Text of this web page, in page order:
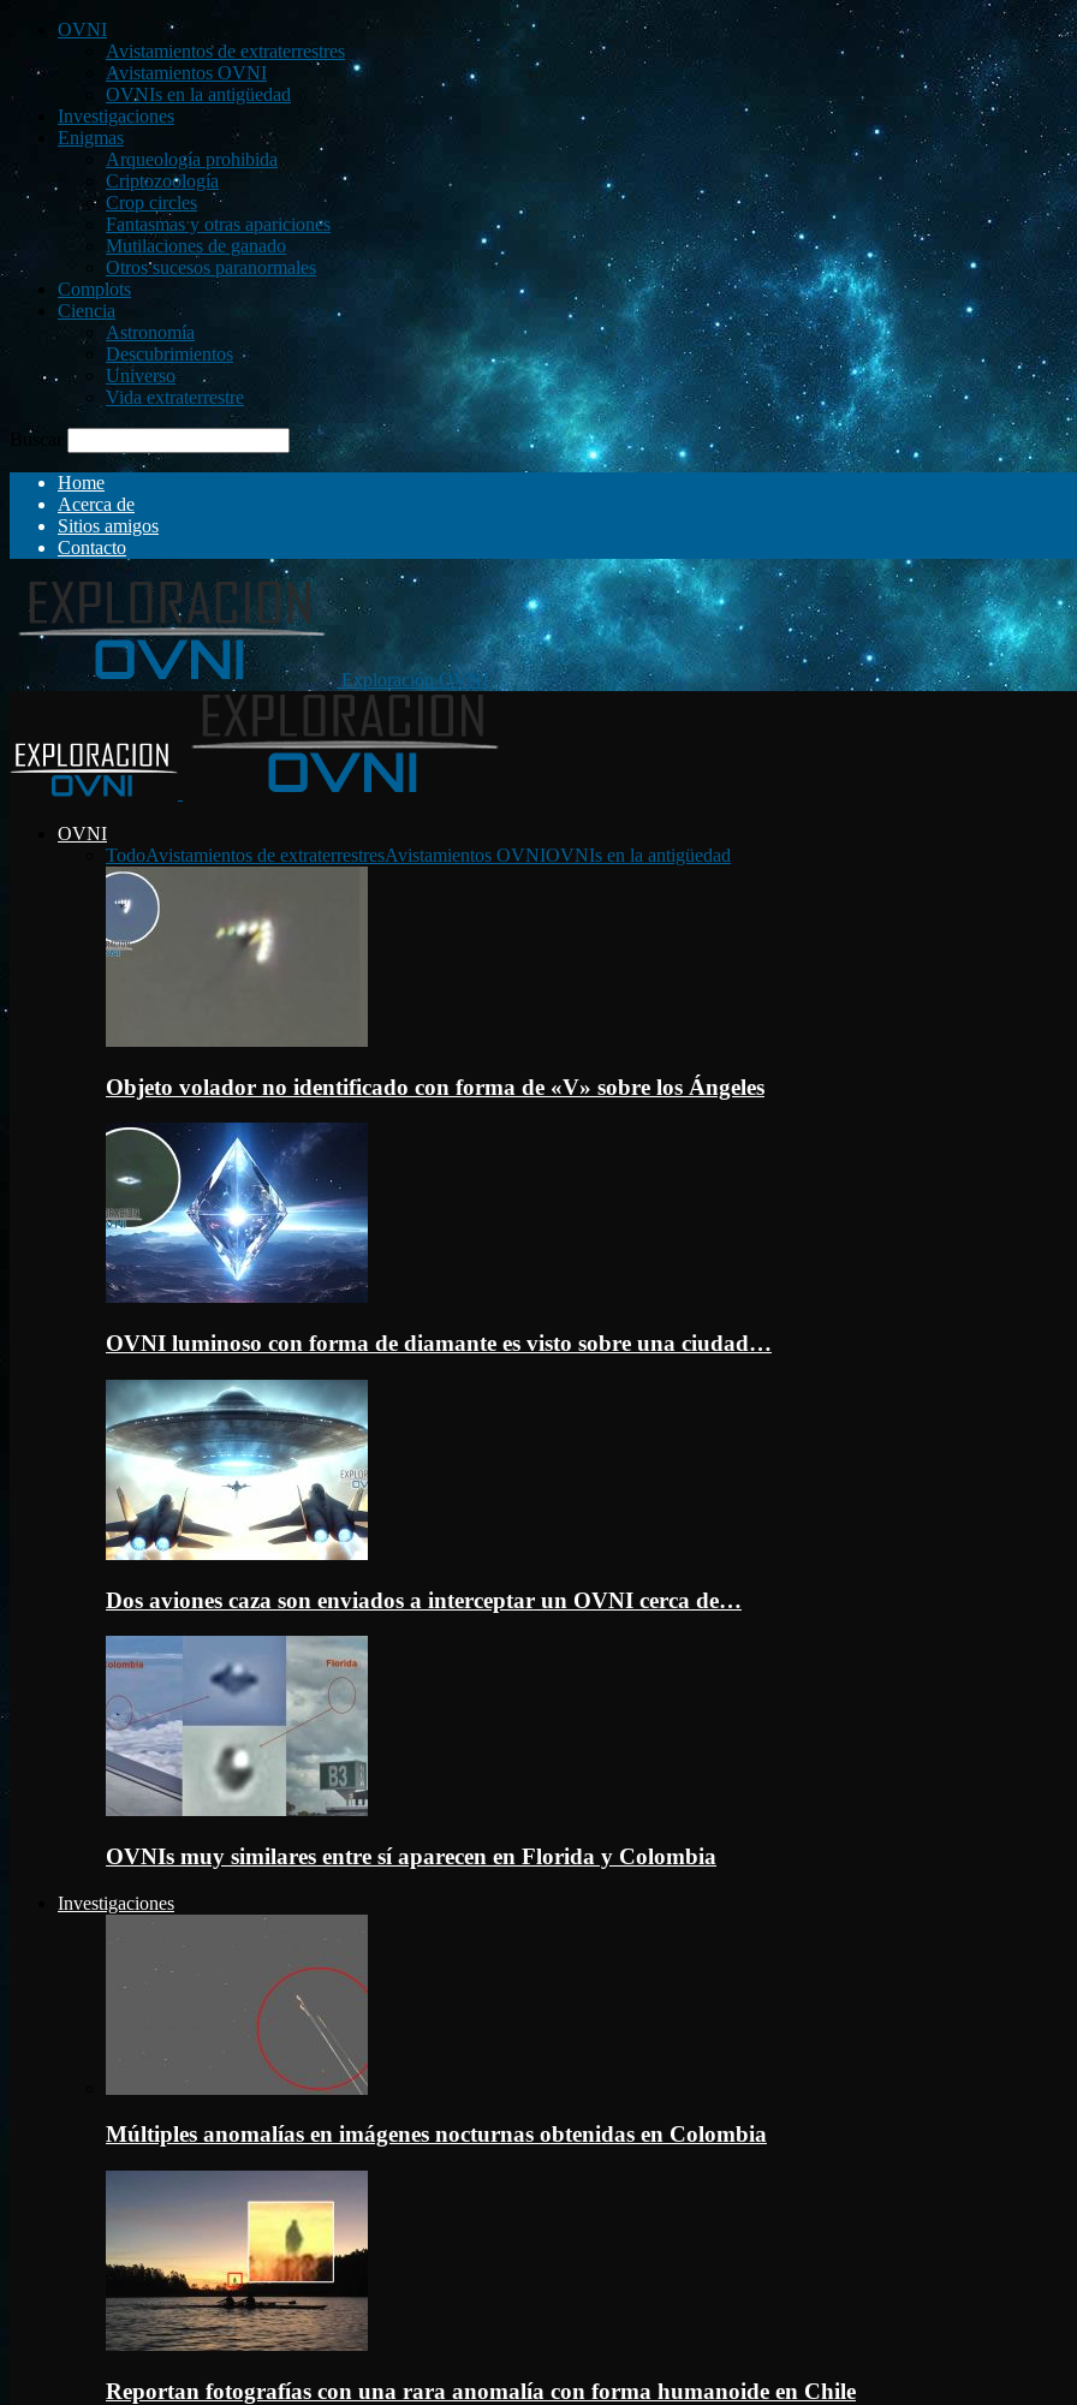
OVNI
Avistamientos de extraterrestres
Avistamientos OVNI
OVNIs en la antigüedad
Investigaciones
Enigmas
Arqueología prohibida
Criptozoología
Crop circles
Fantasmas y otras apariciones
Mutilaciones de ganado
Otros sucesos paranormales
Complots
Ciencia
Astronomía
Descubrimientos
Universo
Vida extraterrestre
Buscar
Home
Acerca de
Sitios amigos
Contacto
Exploración OVNI
OVNI
TodoAvistamientos de extraterrestresAvistamientos OVNIOVNIs en la antigüedad
Objeto volador no identificado con forma de «V» sobre los Ángeles
OVNI luminoso con forma de diamante es visto sobre una ciudad…
Dos aviones caza son enviados a interceptar un OVNI cerca de…
OVNIs muy similares entre sí aparecen en Florida y Colombia
Investigaciones
Múltiples anomalías en imágenes nocturnas obtenidas en Colombia
Reportan fotografías con una rara anomalía con forma humanoide en Chile